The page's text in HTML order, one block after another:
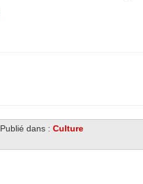
Publié dans : Culture